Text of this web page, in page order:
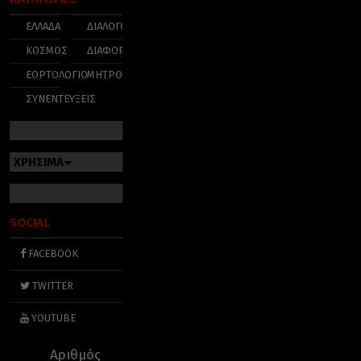
ΕΛΛΑΔΑ
ΚΟΣΜΟΣ
ΕΟΡΤΟΛΟΓΙΟ
ΣΥΝΕΝΤΕΥΞΕΙΣ
ΔΙΑΛΟΓΟΣ
ΔΙΑΦΟΡΑ
ΜΗΤΡΟΠΟΛΕΙΣ
ΧΡΗΣΙΜΑ
SOCIAL
FACEBOOK
TWITTER
YOUTUBE
Αριθμός